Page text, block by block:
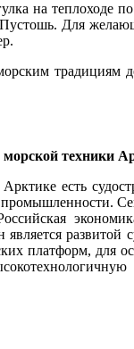
на
Для
традициям
техники
есть
развитой
платформ,